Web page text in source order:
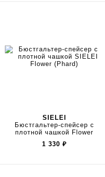
SIELEI
Бюстгальтер-спейсер с
плотной чашкой Flower
1 330 ₽